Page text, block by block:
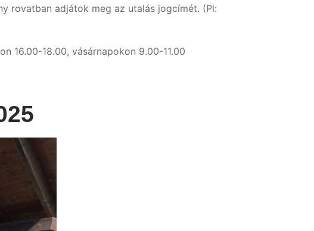
rovatban adjátok meg az utalás jogcímét. (Pl:
16.00-18.00, vásárnapokon 9.00-11.00